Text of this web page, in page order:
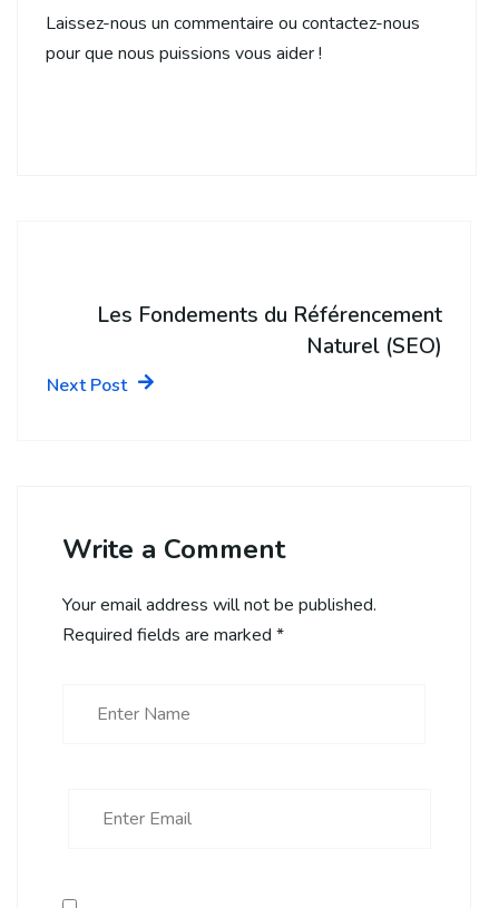
Laissez-nous un commentaire ou contactez-nous
pour que nous puissions vous aider !
Les Fondements du Référencement
Naturel (SEO)
Next Post
Write a Comment
Your email address will not be published.
Required fields are marked *